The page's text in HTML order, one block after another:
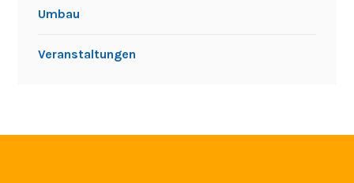
Umbau
Veranstaltungen